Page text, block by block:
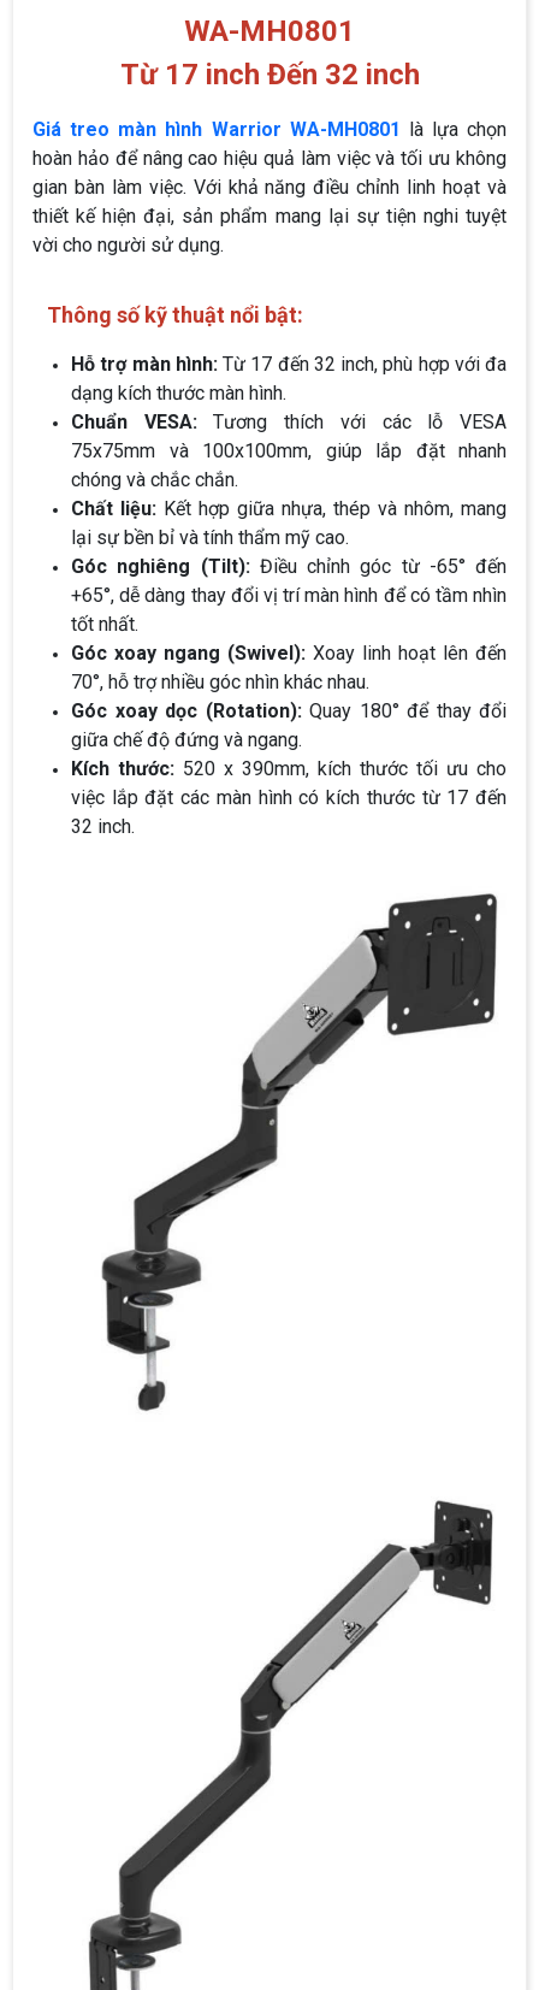
WA-MH0801
Từ 17 inch Đến 32 inch
Giá treo màn hình Warrior WA-MH0801 là lựa chọn
hoàn hảo để nâng cao hiệu quả làm việc và tối ưu không
gian bàn làm việc. Với khả năng điều chỉnh linh hoạt và
thiết kế hiện đại, sản phẩm mang lại sự tiện nghi tuyệt
vời cho người sử dụng.
Thông số kỹ thuật nổi bật:
Hỗ trợ màn hình:Từ 17 đến 32 inch, phù hợp với đa
dạng kích thước màn hình.
Chuẩn VESA:Tương thích với các lỗ VESA
75x75mm và 100x100mm, giúp lắp đặt nhanh
chóng và chắc chắn.
Chất liệu: Kết hợp giữa nhựa, thép và nhôm, mang
lại sự bền bỉ và tính thẩm mỹ cao.
Góc nghiêng (Tilt):Điều chỉnh góc từ -65° đến
+65°, dễ dàng thay đổi vị trí màn hình để có tầm nhìn
tốt nhất.
Góc xoay ngang (Swivel): Xoay linh hoạt lên đến
70°, hỗ trợ nhiều góc nhìn khác nhau.
Góc xoay dọc (Rotation):Quay 180° để thay đổi
giữa chế độ đứng và ngang.
Kích thước: 520 x 390mm, kích thước tối ưu cho
việc lắp đặt các màn hình có kích thước từ 17 đến
32 inch.